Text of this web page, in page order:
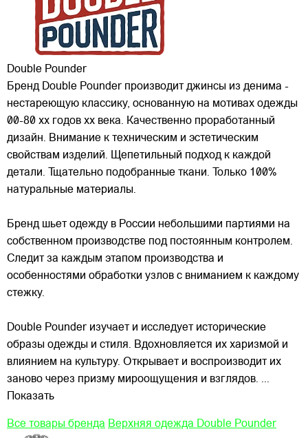
Double Pounder
Бренд Double Pounder производит джинсы из денима -
нестареющую классику, основанную на мотивах одежды
00-80 хх годов xx века. Качественно проработанный
дизайн. Внимание к техническим и эстетическим
свойствам изделий. Щепетильный подход к каждой
детали. Тщательно подобранные ткани. Только 100%
натуральные материалы.
Бренд шьет одежду в России небольшими партиями на
собственном производстве под постоянным контролем.
Следит за каждым этапом производства и
особенностями обработки узлов с вниманием к каждому
стежку.
Double Pounder изучает и исследует исторические
образы одежды и стиля. Вдохновляется их харизмой и
влиянием на культуру. Открывает и воспроизводит их
заново через призму мироощущения и взглядов. ...
Показать
Все товары бренда Верхняя одежда Double Pounder